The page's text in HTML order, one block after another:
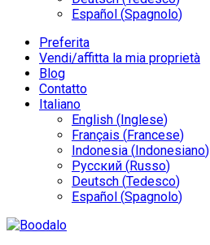
Español (Spagnolo)
Preferita
Vendi/affitta la mia proprietà
Blog
Contatto
Italiano
English (Inglese)
Français (Francese)
Indonesia (Indonesiano)
Русский (Russo)
Deutsch (Tedesco)
Español (Spagnolo)